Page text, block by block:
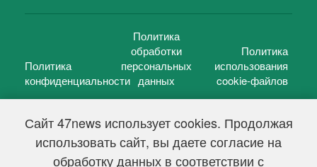
Сайт 47news использует cookies. Продолжая
использовать сайт, вы даете согласие на
обработку данных в соответствии с
Политика
конфиденциальности
Политика
обработки
персональных
данных
Политика
использования
cookie-файлов
47 новостей (47 news)2005 — 2026 г.
Свидетельство о регистрации СМИ Эл № ФС 77-39848, выдано